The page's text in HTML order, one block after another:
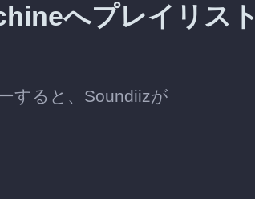
へプレイリスト
すると、Soundiizが